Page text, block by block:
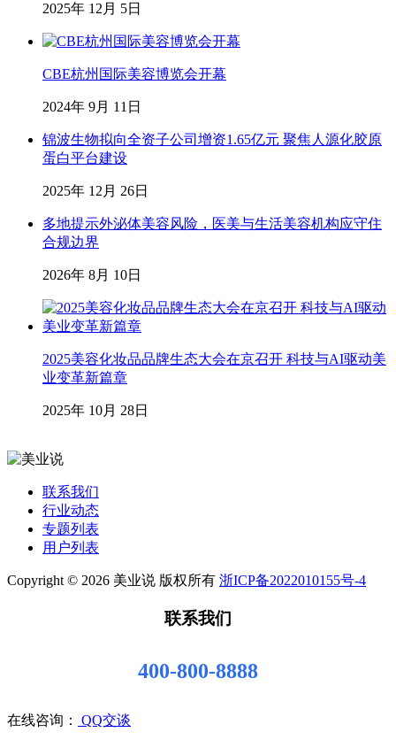
2025年 12月 5日
CBE杭州国际美容博览会开幕
2024年 9月 11日
锦波生物拟向全资子公司增资1.65亿元 聚焦人源化胶原
蛋白平台建设
2025年 12月 26日
多地提示外泌体美容风险，医美与生活美容机构应守住
合规边界
2026年 8月 10日
2025美容化妆品品牌生态大会在京召开 科技与AI驱动美
业变革新篇章
2025年 10月 28日
联系我们
行业动态
专题列表
用户列表
Copyright © 2026 美业说 版权所有 浙ICP备2022010155号-4
联系我们
400-800-8888
在线咨询： QQ交谈